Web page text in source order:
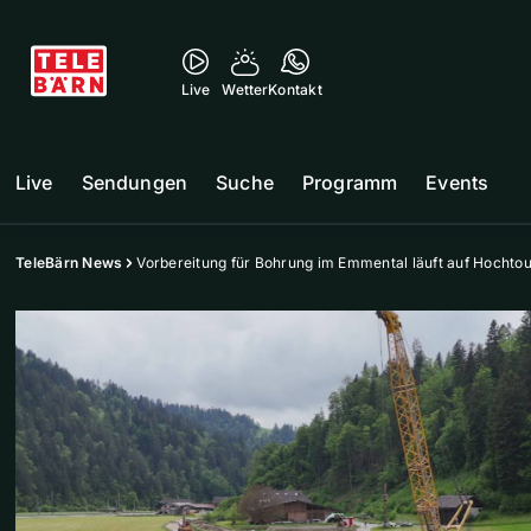
Live WetterKontakt
Live Sendungen Suche Programm Events
TeleBärn News Vorbereitung für Bohrung im Emmental läuft auf